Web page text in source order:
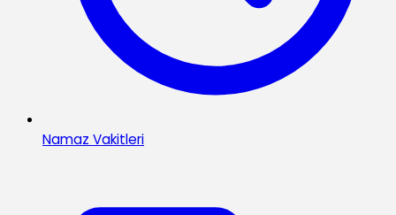
Namaz Vakitleri